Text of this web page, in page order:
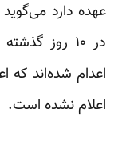
در ۱۰ روز
اعدام شده‌اند که
اعلام نشده است.